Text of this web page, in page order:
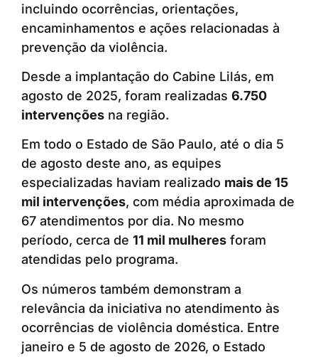
incluindo ocorrências, orientações,
encaminhamentos e ações relacionadas à
prevenção da violência.
Desde a implantação do Cabine Lilás, em
agosto de 2025, foram realizadas 6.750
intervenções na região.
Em todo o Estado de São Paulo, até o dia 5
de agosto deste ano, as equipes
especializadas haviam realizado mais de 15
mil intervenções, com média aproximada de
67 atendimentos por dia. No mesmo
período, cerca de 11 mil mulheres foram
atendidas pelo programa.
Os números também demonstram a
relevância da iniciativa no atendimento às
ocorrências de violência doméstica. Entre
janeiro e 5 de agosto de 2026, o Estado